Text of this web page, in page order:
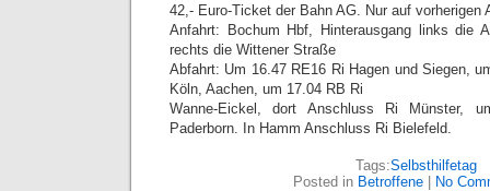
42,- Euro-Ticket der Bahn AG. Nur auf vorherigen
Anfahrt: Bochum Hbf, Hinterausgang links die
rechts die Wittener Straße
Abfahrt: Um 16.47 RE16 Ri Hagen und Siegen,
Köln, Aachen, um 17.04 RB Ri
Wanne-Eickel, dort Anschluss Ri Münster,
Paderborn. In Hamm Anschluss Ri Bielefeld.
Tags:Selbsthilfetag
Posted in Betroffene No